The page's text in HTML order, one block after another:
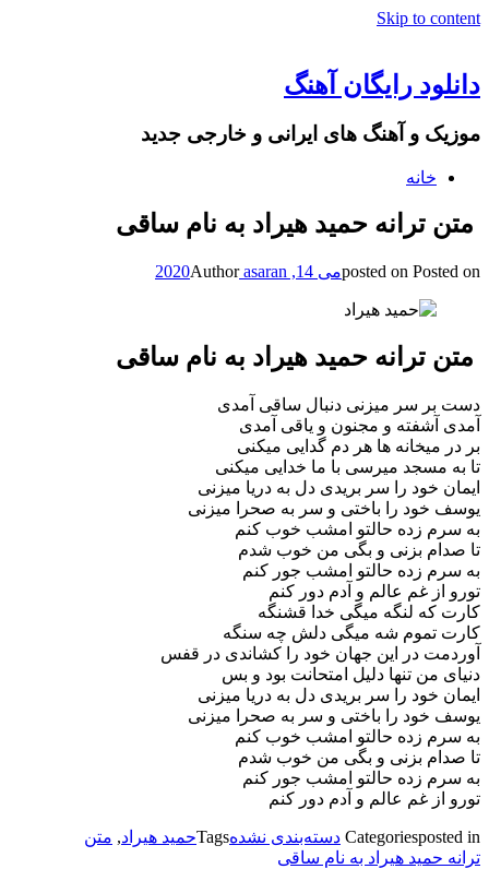
Skip to content
دانلود رایگان آهنگ
موزیک و آهنگ های ایرانی و خارجی جدید
خانه
متن ترانه حمید هیراد به نام ساقی
posted on Posted on می 14, 2020 Authorasaran
متن ترانه حمید هیراد به نام ساقی
دست بر سر میزنی دنبال ساقی آمدی
آمدی آشفته و مجنون و یاقی آمدی
بر در میخانه ها هر دم گدایی میکنی
تا به مسجد میرسی با ما خدایی میکنی
ایمان خود را سر بریدی دل به دریا میزنی
یوسف خود را باختی و سر به صحرا میزنی
به سرم زده حالتو امشب خوب کنم
تا صدام بزنی و بگی من خوب شدم
به سرم زده حالتو امشب جور کنم
تورو از غم عالم و آدم دور کنم
کارت که لنگه میگی خدا قشنگه
کارت تموم شه میگی دلش چه سنگه
آوردمت در این جهان خود را کشاندی در قفس
دنیای من تنها دلیل امتحانت بود و بس
ایمان خود را سر بریدی دل به دریا میزنی
یوسف خود را باختی و سر به صحرا میزنی
به سرم زده حالتو امشب خوب کنم
تا صدام بزنی و بگی من خوب شدم
به سرم زده حالتو امشب جور کنم
تورو از غم عالم و آدم دور کنم
Categoriesposted in دسته‌بندی نشدهTagsحمید هیراد, متن
ترانه حمید هیراد به نام ساقی